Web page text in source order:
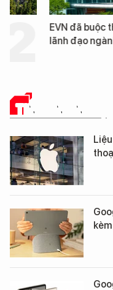
EVN đã buộc thôi việc 3
lãnh đạo ngành điện
TIN CÔNG NGHỆ